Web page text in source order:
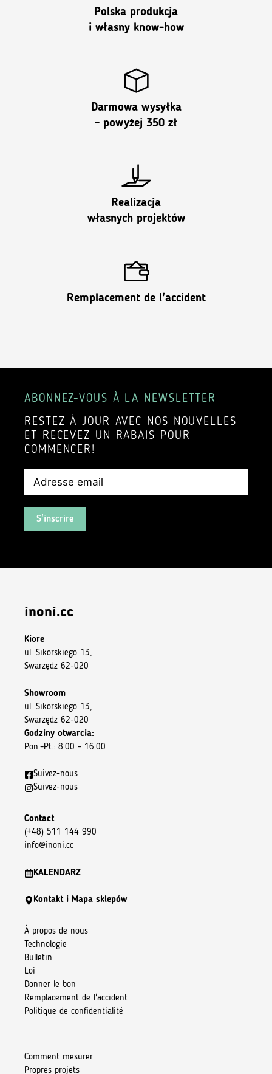
Polska produkcja
i własny know-how
Darmowa wysyłka
- powyżej 350 zł
Realizacja
własnych projektów
Remplacement de l'accident
ABONNEZ-VOUS À LA NEWSLETTER
RESTEZ À JOUR AVEC NOS NOUVELLES
ET RECEVEZ UN RABAIS POUR
COMMENCER!
S'inscrire
inoni.cc
Kiore
ul. Sikorskiego 13,
Swarzędz 62-020
Showroom
ul. Sikorskiego 13,
Swarzędz 62-020
Godziny otwarcia:
Pon.–Pt.: 8.00 – 16.00
Suivez-nous
Suivez-nous
Contact
(+48) 511 144 990
info@inoni.cc
KALENDARZ
Kontakt i Mapa sklepów
À propos de nous
Technologie
Bulletin
Loi
Donner le bon
Remplacement de l'accident
Politique de confidentialité
Comment mesurer
Propres projets